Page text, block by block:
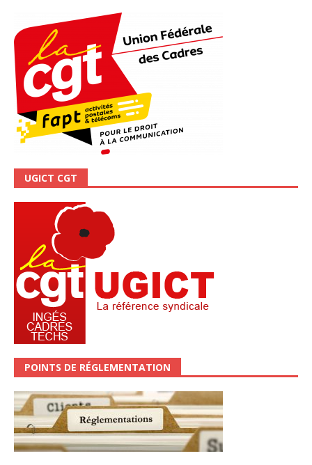
UGICT CGT
POINTS DE RÉGLEMENTATION